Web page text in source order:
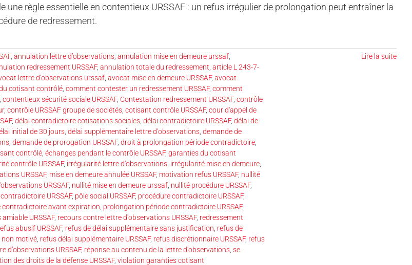
une règle essentielle en contentieux URSSAF : un refus irrégulier de prolongation peut entraîner la
de redressement.
, annulation lettre d’observations annulation mise en demeure urssaf
redressement URSSAF, annulation totale du redressement article L 243-7-
lettre d’observations urssaf avocat mise en demeure URSSAF, avocat
cotisant contrôlé comment contester un redressement URSSAF, comment
contentieux sécurité sociale URSSAF, Contestation redressement URSSAF, contrôle
, contrôle URSSAF groupe de sociétés cotisant contrôle URSSAF, cour d'appel de
, délai contradictoire cotisations sociales délai contradictoire URSSAF, délai de
initial de 30 jours délai supplémentaire lettre d'observations demande de
demande de prorogation URSSAF, droit à prolongation période contradictoire
contrôlé échanges pendant le contrôle URSSAF, garanties du cotisant
contrôle URSSAF, irrégularité lettre d'observations irrégularité mise en demeure
URSSAF, mise en demeure annulée URSSAF, motivation refus URSSAF, nullité
URSSAF, nullité mise en demeure urssaf nullité procédure URSSAF,
URSSAF, pôle social URSSAF, procédure contradictoire URSSAF,
contradictoire avant expiration prolongation période contradictoire URSSAF,
URSSAF, recours contre lettre d'observations URSSAF, redressement
abusif URSSAF, refus de délai supplémentaire sans justification refus de
motivé refus délai supplémentaire URSSAF, refus discrétionnaire URSSAF, refus
d’observations URSSAF, réponse au contenu de la lettre d'observations se
des droits de la défense URSSAF, violation garanties cotisant
Lire la suite